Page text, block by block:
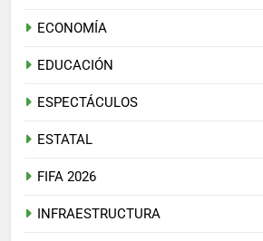
ECONOMÍA
EDUCACIÓN
ESPECTÁCULOS
ESTATAL
FIFA 2026
INFRAESTRUCTURA